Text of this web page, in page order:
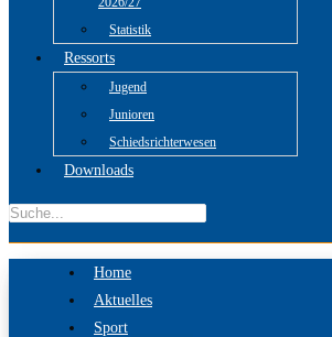
Statistik
Ressorts
Jugend
Junioren
Schiedsrichterwesen
Downloads
Home
Aktuelles
Sport